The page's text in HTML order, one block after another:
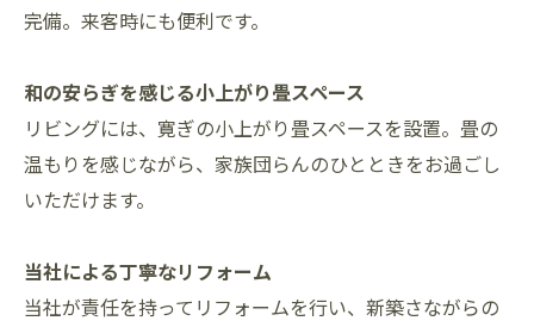
完備。来客時にも便利です。
和の安らぎを感じる小上がり畳スペース
リビングには、寛ぎの小上がり畳スペースを設置。畳の
温もりを感じながら、家族団らんのひとときをお過ごし
いただけます。
当社による丁寧なリフォーム
当社が責任を持ってリフォームを行い、新築さながらの